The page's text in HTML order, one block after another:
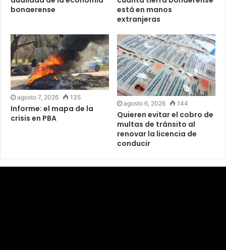
bonaerense
está en manos
extranjeras
agosto 7, 2026 135
Informe: el mapa de la
crisis en PBA
agosto 6, 2026 144
Quieren evitar el cobro de
multas de tránsito al
renovar la licencia de
conducir